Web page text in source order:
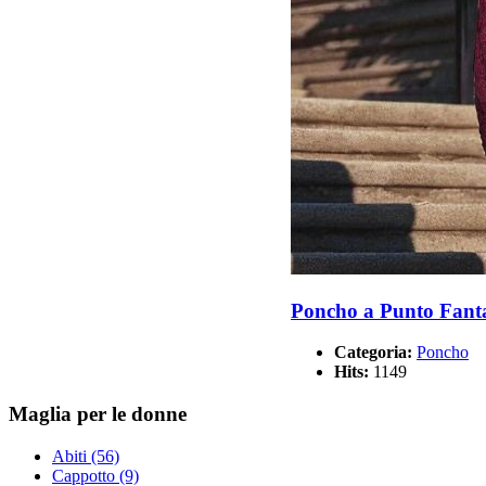
Poncho a Punto
Categoria: Poncho
Hits: 1149
Maglia per le donne
Abiti (56)
Cappotto (9)